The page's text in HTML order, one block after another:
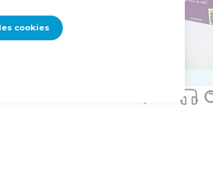
des apôtres.
cookies